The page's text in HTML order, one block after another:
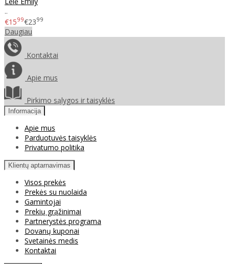
..
€1599€2399
Daugiau
Kontaktai
Apie mus
Pirkimo sąlygos ir taisyklės
Informacija
Apie mus
Parduotuvės taisyklės
Privatumo politika
Klientų aptarnavimas
Visos prekės
Prekės su nuolaida
Gamintojai
Prekių grąžinimai
Partnerystės programa
Dovanų kuponai
Svetainės medis
Kontaktai